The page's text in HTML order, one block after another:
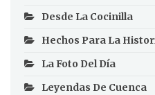
Desde La Cocinilla
Hechos Para La
La Foto Del Día
Leyendas De Cuenca